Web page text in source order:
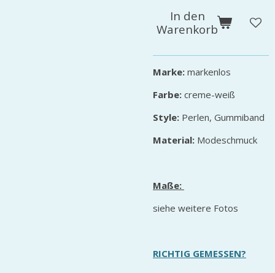
In den
Warenkorb
Marke: markenlos
Farbe: creme-weiß
Style: Perlen, Gummiband
Material: Modeschmuck
Maße:
siehe weitere Fotos
RICHTIG GEMESSEN?